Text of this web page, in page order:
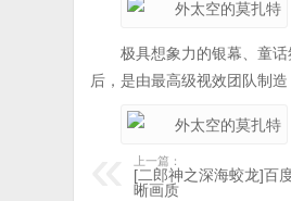
极具想象力的银幕、童
后，是由最高级视效团队制
上一篇：
[二郎神之深海蛟龙]百
晰画质